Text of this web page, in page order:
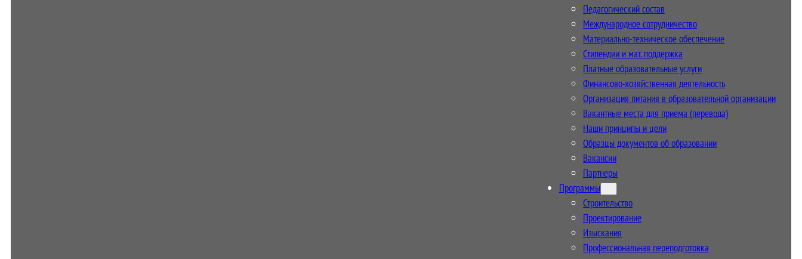
Педагогический состав
Международное сотрудничество
Материально-техническое обеспечение
Стипендии и мат. поддержка
Платные образовательные услуги
Финансово-хозяйственная деятельность
Организация питания в образовательной организации
Вакантные места для приема (перевода)
Наши принципы и цели
Образцы документов об образовании
Вакансии
Партнеры
Программы
Строительство
Проектирование
Изыскания
Профессиональная переподготовка